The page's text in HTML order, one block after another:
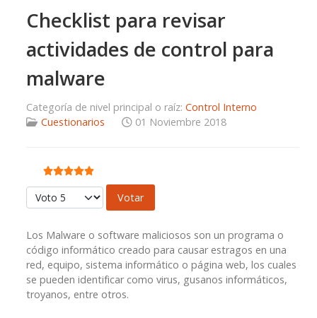
Checklist para revisar
actividades de control para
malware
Categoría de nivel principal o raíz: Control Interno
Cuestionarios
01 Noviembre 2018
Ratio:5/5
Por favor, vote
Los Malware o software maliciosos son un programa o
código informático creado para causar estragos en una
red, equipo, sistema informático o página web, los cuales
se pueden identificar como virus, gusanos informáticos,
troyanos, entre otros.